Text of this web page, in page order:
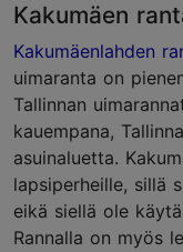
Kakumäen
Kakumäenlahden
uimaranta on
Tallinnan
kauempana,
asuinaluetta.
lapsiperheille, sillä
eikä siellä ole
Rannalla on myös